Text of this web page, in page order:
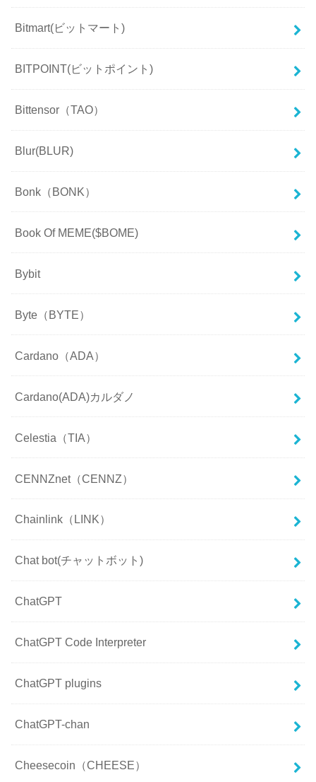
Bitmart(ビットマート)
BITPOINT(ビットポイント)
Bittensor（TAO）
Blur(BLUR)
Bonk（BONK）
Book Of MEME($BOME)
Bybit
Byte（BYTE）
Cardano（ADA）
Cardano(ADA)カルダノ
Celestia（TIA）
CENNZnet（CENNZ）
Chainlink（LINK）
Chat bot(チャットボット)
ChatGPT
ChatGPT Code Interpreter
ChatGPT plugins
ChatGPT-chan
Cheesecoin（CHEESE）